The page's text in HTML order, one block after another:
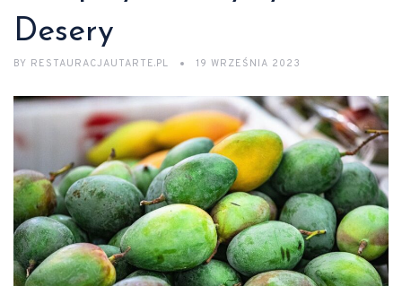
Desery
BY RESTAURACJAUTARTE.PL 19 WRZEŚNIA 2023